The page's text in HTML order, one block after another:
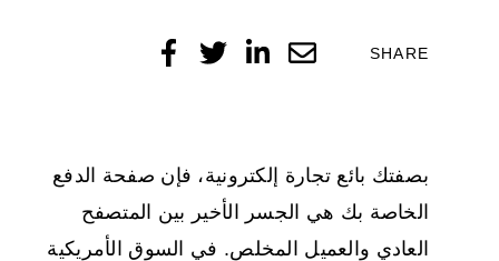
SHARE
بصفتك بائع تجارة إلكترونية، فإن صفحة الدفع
الخاصة بك هي الجسر الأخير بين المتصفح
العادي والعميل المخلص. في السوق الأمريكية